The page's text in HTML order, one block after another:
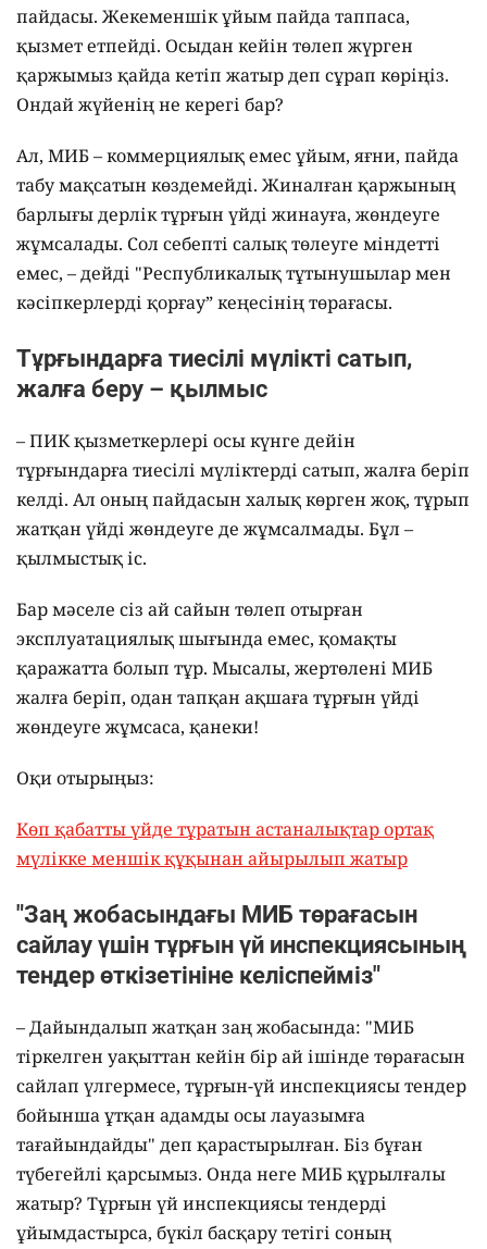
пайдасы. Жекеменшік ұйым пайда таппаса,
қызмет етпейді. Осыдан кейін төлеп жүрген
қаржымыз қайда кетіп жатыр деп сұрап көріңіз.
Ондай жүйенің не керегі бар?
Ал, МИБ – коммерциялық емес ұйым, яғни, пайда
табу мақсатын көздемейді. Жиналған қаржының
барлығы дерлік тұрғын үйді жинауға, жөндеуге
жұмсалады. Сол себепті салық төлеуге міндетті
емес, – дейді "Республикалық тұтынушылар мен
кәсіпкерлерді қорғау” кеңесінің төрағасы.
Тұрғындарға тиесілі мүлікті сатып,
жалға беру – қылмыс
– ПИК қызметкерлері осы күнге дейін
тұрғындарға тиесілі мүліктерді сатып, жалға беріп
келді. Ал оның пайдасын халық көрген жоқ, тұрып
жатқан үйді жөндеуге де жұмсалмады. Бұл –
қылмыстық іс.
Бар мәселе сіз ай сайын төлеп отырған
эксплуатациялық шығында емес, қомақты
қаражатта болып тұр. Мысалы, жертөлені МИБ
жалға беріп, одан тапқан ақшаға тұрғын үйді
жөндеуге жұмсаса, қанеки!
Оқи отырыңыз:
Көп қабатты үйде тұратын астаналықтар ортақ
мүлікке меншік құқынан айырылып жатыр
"Заң жобасындағы МИБ төрағасын
сайлау үшін тұрғын үй инспекциясының
тендер өткізетініне келіспейміз"
– Дайындалып жатқан заң жобасында: "МИБ
тіркелген уақыттан кейін бір ай ішінде төрағасын
сайлап үлгермесе, тұрғын-үй инспекциясы тендер
бойынша ұтқан адамды осы лауазымға
тағайындайды" деп қарастырылған. Біз бұған
түбегейлі қарсымыз. Онда неге МИБ құрылғалы
жатыр? Тұрғын үй инспекциясы тендерді
ұйымдастырса, бүкіл басқару тетігі соның